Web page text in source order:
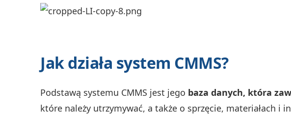
Jak działa system CMMS?
Podstawą systemu CMMS jest jego baza danych, która
które należy utrzymywać, a także o sprzęcie, materiałach i